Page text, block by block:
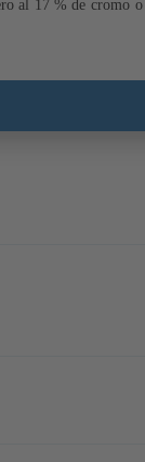
al 17 % de cromo o